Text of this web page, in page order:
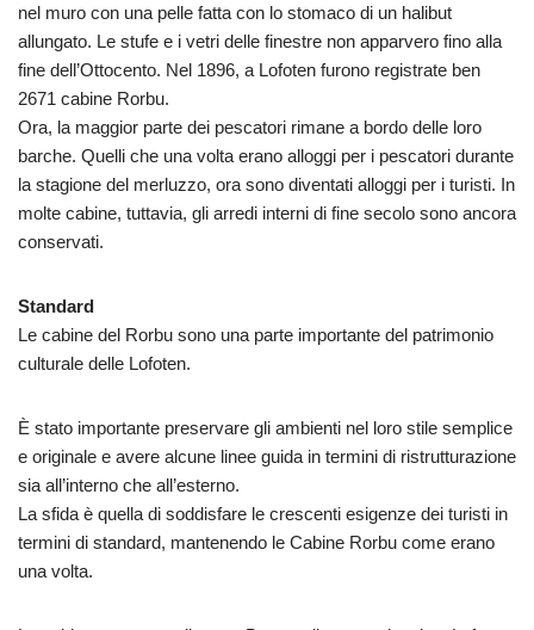
nel muro con una pelle fatta con lo stomaco di un halibut
allungato. Le stufe e i vetri delle finestre non apparvero fino alla
fine dell’Ottocento. Nel 1896, a Lofoten furono registrate ben
2671 cabine Rorbu.
Ora, la maggior parte dei pescatori rimane a bordo delle loro
barche. Quelli che una volta erano alloggi per i pescatori durante
la stagione del merluzzo, ora sono diventati alloggi per i turisti. In
molte cabine, tuttavia, gli arredi interni di fine secolo sono ancora
conservati.
Standard
Le cabine del Rorbu sono una parte importante del patrimonio
culturale delle Lofoten.
È stato importante preservare gli ambienti nel loro stile semplice
e originale e avere alcune linee guida in termini di ristrutturazione
sia all’interno che all’esterno.
La sfida è quella di soddisfare le crescenti esigenze dei turisti in
termini di standard, mantenendo le Cabine Rorbu come erano
una volta.